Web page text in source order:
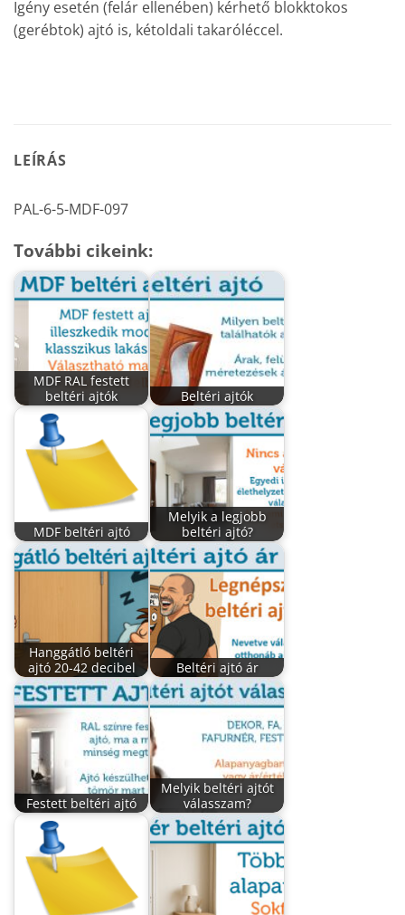
Igény esetén (felár ellenében) kérhető blokktokos
(gerébtok) ajtó is, kétoldali takaróléccel.
LEÍRÁS
PAL-6-5-MDF-097
További cikeink:
MDF RAL festett
beltéri ajtók
Beltéri ajtók
MDF beltéri ajtó
Melyik a legjobb
beltéri ajtó?
Hanggátló beltéri
ajtó 20-42 decibel
Beltéri ajtó ár
Festett beltéri ajtó
Melyik beltéri ajtót
válasszam?